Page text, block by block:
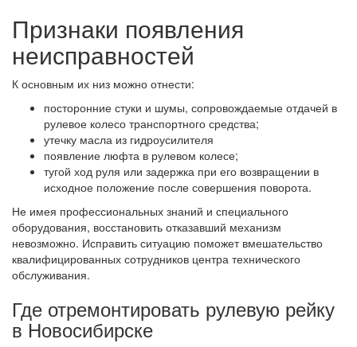
Признаки появления
неисправностей
К основным их низ можно отнести:
посторонние стуки и шумы, сопровождаемые отдачей в
рулевое колесо транспортного средства;
утечку масла из гидроусилителя
появление люфта в рулевом колесе;
тугой ход руля или задержка при его возвращении в
исходное положение после совершения поворота.
Не имея профессиональных знаний и специального
оборудования, восстановить отказавший механизм
невозможно. Исправить ситуацию поможет вмешательство
квалифицированных сотрудников центра технического
обслуживания.
Где отремонтировать рулевую рейку
в Новосибирске